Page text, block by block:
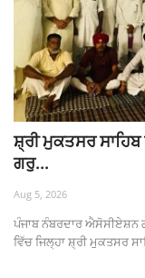
ਸ਼੍ਰੀ ਮੁਕਤਸਰ
ਗਰੁ...
Aug 5, 2026
ਪੰਜਾਬ ਨੰਬਰਦਾਰ ਐਸੋਸੀਏਸ਼ਨ
ਵਿੱਚ ਜਿਲ੍ਹਾ ਸ਼੍ਰੀ ਮੁਕਤਸਰ